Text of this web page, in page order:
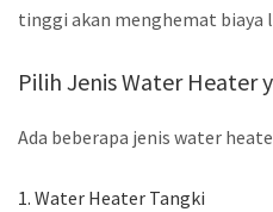
tinggi akan menghemat biaya
Pilih Jenis Water Heater
Ada beberapa jenis water
1. Water Heater Tangki